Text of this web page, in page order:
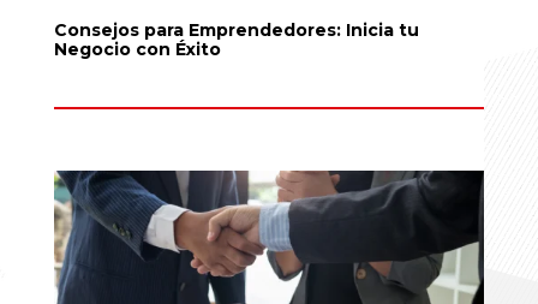
Consejos para Emprendedores: Inicia tu
Negocio con Éxito